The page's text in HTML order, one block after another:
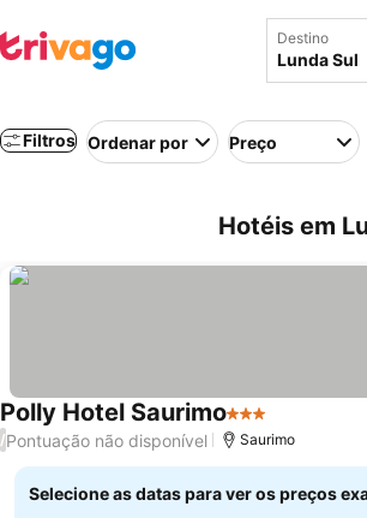
Destino
Filtros Ordenar por Preço
Hotéis em
Polly Hotel Saurimo3 Estrelas
/Pontuação não disponível Saurimo
Selecione as datas para ver os preços